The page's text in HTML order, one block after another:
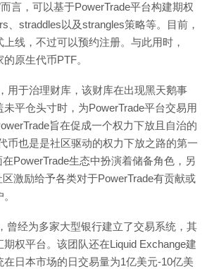
言，可以基于PowerTrade平台构建期权
、straddles以及strangles策略等。目前，
线，不过可以预约注册。与此用时，
原生代币PTF。
用于治理财库，该财库在出现黑天鹅事
平仓头寸时，为PowerTrade平台交易用
旨在促成一个权力下放且自治的
币也是是社区驱动的权力下放之路的第一
PowerTrade生态中扮演着储备角色，另
激励给予各类对于PowerTrade有贡献或
曾经为多家大型银行建立了交易系统，其
权平台。该团队还在Liquid Exchange建
日本市场的日交易量为1亿美元-10亿美